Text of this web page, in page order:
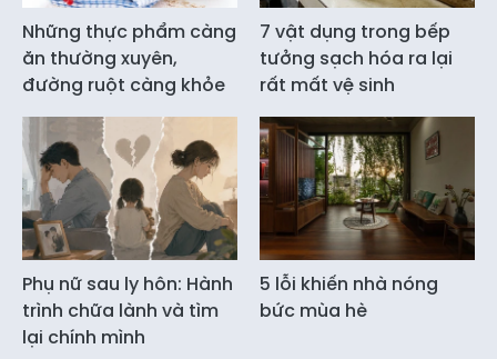
Những thực phẩm càng
ăn thường xuyên,
đường ruột càng khỏe
7 vật dụng trong bếp
tưởng sạch hóa ra lại
rất mất vệ sinh
Phụ nữ sau ly hôn: Hành
trình chữa lành và tìm
lại chính mình
5 lỗi khiến nhà nóng
bức mùa hè